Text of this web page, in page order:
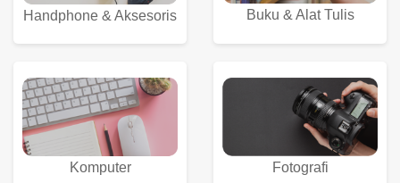
Handphone & Aksesoris Buku & Alat Tulis
Komputer Fotografi